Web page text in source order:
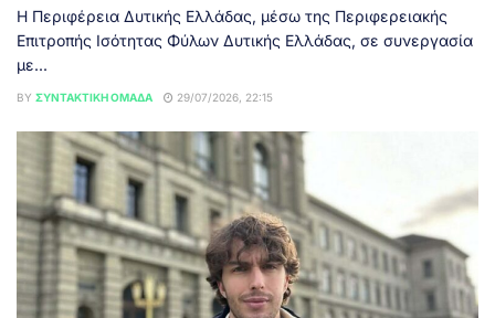
Η Περιφέρεια Δυτικής Ελλάδας, μέσω της Περιφερειακής
Επιτροπής Ισότητας Φύλων Δυτικής Ελλάδας, σε συνεργασία
με...
BY ΣΥΝΤΑΚΤΙΚΉ ΟΜΆΔΑ 29/07/2026, 22:15